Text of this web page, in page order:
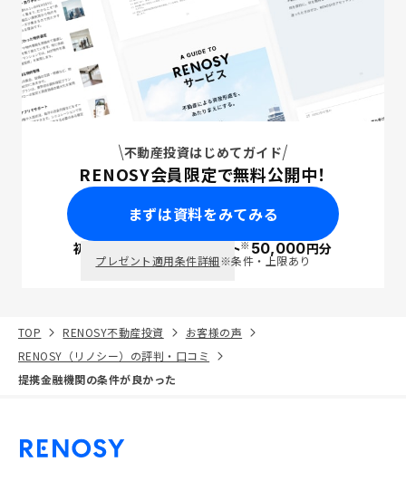
不動産投資はじめてガイド
RENOSY会員限定で無料公開中！
まずは資料をみてみる
初回面談で ポイント※50,000円分
プレゼント適用条件詳細※条件・上限あり
TOP RENOSY不動産投資
お客様の声
RENOSY（リノシー）の評判・口コミ
提携金融機関の条件が良かった